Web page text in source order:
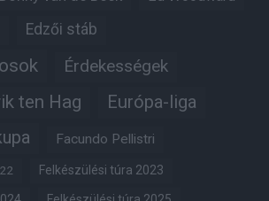
Edzői stáb
Érdekességek
ten Hag Európa-liga
Facundo Pellistri
Felkészülési túra 2023